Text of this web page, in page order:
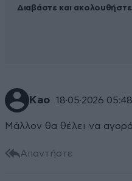
Διαβάστε και
Kao 18·05·2026 05:48
Μάλλον θα θέλει να
Απαντήστε